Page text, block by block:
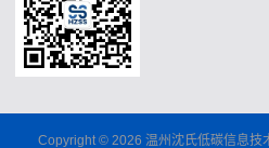
Copyright © 2026 温州沈氏低碳信息技